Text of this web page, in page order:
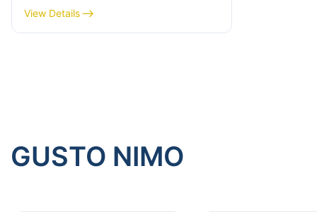
Makapamenos sa Pagtukod sa
Kainit?​
View Details
GUSTO NIMO